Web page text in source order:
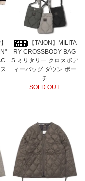
【TAION】MILITA
RY CROSSBODY BAG
S ミリタリー クロスボデ
ィーバッグ ダウン ポー
チ
SOLD OUT